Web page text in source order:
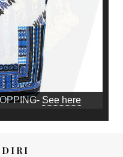
See here